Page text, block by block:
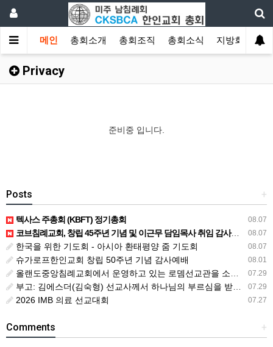
메인 총회소개 총회조직 총회소식 지방회
Privacy
준비중 입니다.
+
Posts
08.07
텍사스 주총회 (KBFT) 정기총회
08.07
코브침례교회, 창립 45주년 기념 및 이근무 담임목사 취임 감사예배 드려
08.07
한국을 위한 기도회 - 아시아 환태평양 줌 기도회
08.01
슈가로프한인교회 창립 50주년 기념 감사예배
07.29
올랜도중앙침례교회에서 운영하고 있는 로뎀선교관을 소개해 드립니다
07.29
부고: 김에스더(김숙형) 선교사께서 하나님의 부르심을 받았습니다.
07.27
2026 IMB 의료 선교대회
+
Comments